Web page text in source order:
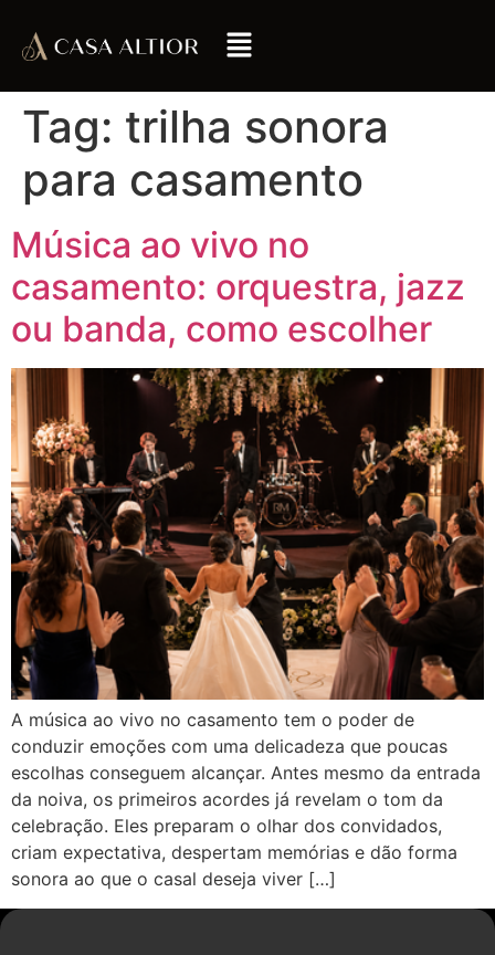
Tag: trilha sonora
para casamento
Música ao vivo no
casamento: orquestra, jazz
ou banda, como escolher
A música ao vivo no casamento tem o poder de
conduzir emoções com uma delicadeza que poucas
escolhas conseguem alcançar. Antes mesmo da entrada
da noiva, os primeiros acordes já revelam o tom da
celebração. Eles preparam o olhar dos convidados,
criam expectativa, despertam memórias e dão forma
sonora ao que o casal deseja viver […]